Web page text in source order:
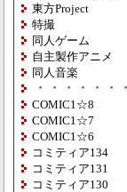
東方Project
特撮
同人ゲーム
自主製作アニメ
同人音楽
・・・・・・
COMIC1☆8
COMIC1☆7
COMIC1☆6
コミティア134
コミティア131
コミティア130